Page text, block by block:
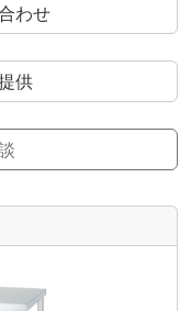
わせ
供